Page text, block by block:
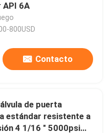
API 6A
800USD
Contacto
de puerta
estándar resistente a
4 1/16 " 5000psi